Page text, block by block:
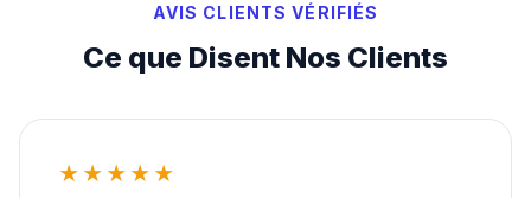
AVIS CLIENTS VÉRIFIÉS
Ce que Disent Nos Clients
★★★★★